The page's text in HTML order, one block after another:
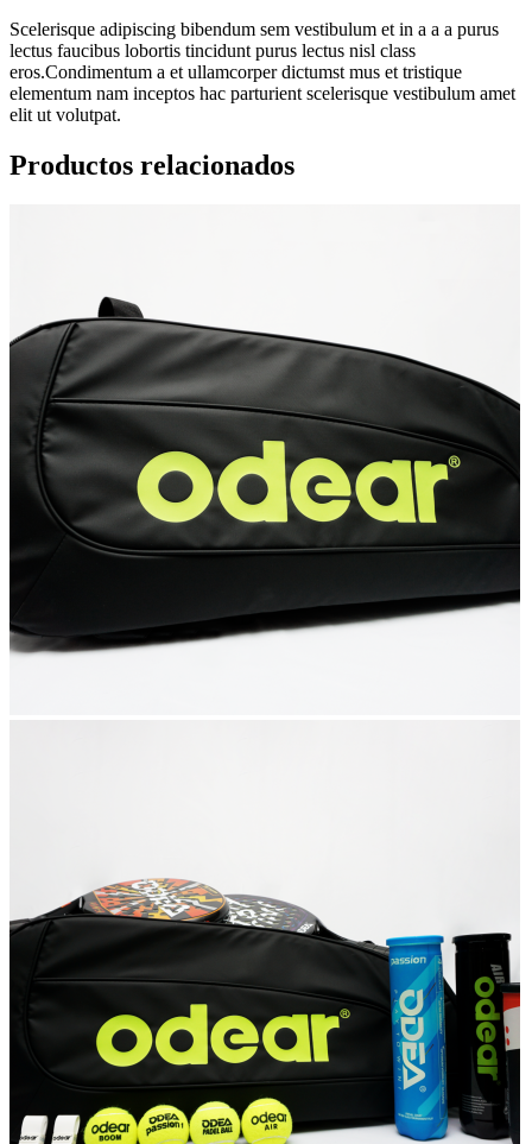
Scelerisque adipiscing bibendum sem vestibulum et in a a a purus
lectus faucibus lobortis tincidunt purus lectus nisl class
eros.Condimentum a et ullamcorper dictumst mus et tristique
elementum nam inceptos hac parturient scelerisque vestibulum amet
elit ut volutpat.
Productos relacionados